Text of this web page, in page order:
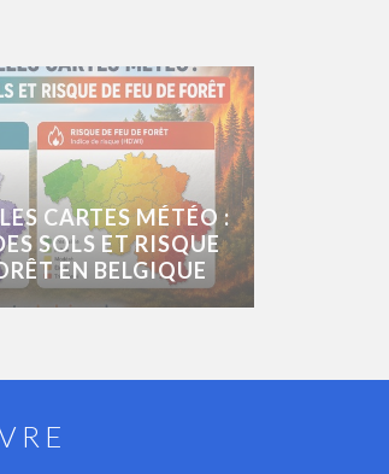
CARTES MÉTÉO :
SOLS ET RISQUE
EN BELGIQUE